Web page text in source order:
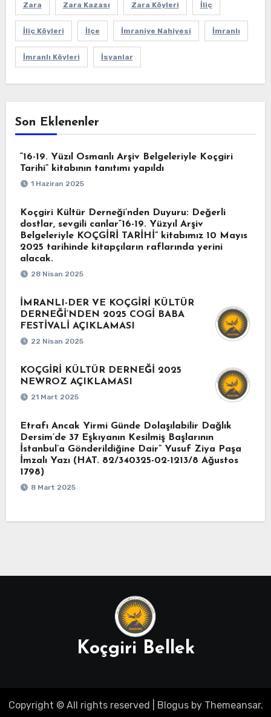
Zara Zara Kazası Zara Köyleri İliç
İliç Köyleri İlçe İmraniye Nahiyesi İmranlı
İmranlı Köyleri İsyanlar
Son Eklenenler
“16-19. Yüzıl Osmanlı Arşiv Belgeleriyle Koçgiri
Tarihi” kitabının tanıtımı yapıldı
1 Haziran 2025
Koçgiri Kültür Derneği’nden Duyuru: Değerli
dostlar, sevgili canlar“16-19. Yüzyıl Arşiv
Belgeleriyle KOÇGİRİ TARİHİ” kitabımız 10 Mayıs
2025 tarihinde kitapçıların raflarında yerini
alacak.
28 Nisan 2025
İMRANLI-DER VE KOÇGİRİ KÜLTÜR
DERNEĞİ’NDEN 2025 COGİ BABA
FESTİVALİ AÇIKLAMASI
22 Nisan 2025
KOÇGİRİ KÜLTÜR DERNEĞİ 2025
NEWROZ AÇIKLAMASI
21 Mart 2025
Etrafı Ancak Yirmi Günde Dolaşılabilir Dağlık
Dersim’de 37 Eşkıyanın Kesilmiş Başlarının
İstanbul’a Gönderildiğine Dair” Yusuf Ziya Paşa
İmzalı Yazı (HAT. 82/340325-02-1213/8 Ağustos
1798)
8 Mart 2025
Koçgiri Bellek
Copyright © All rights reserved Blogusby Themeansar.